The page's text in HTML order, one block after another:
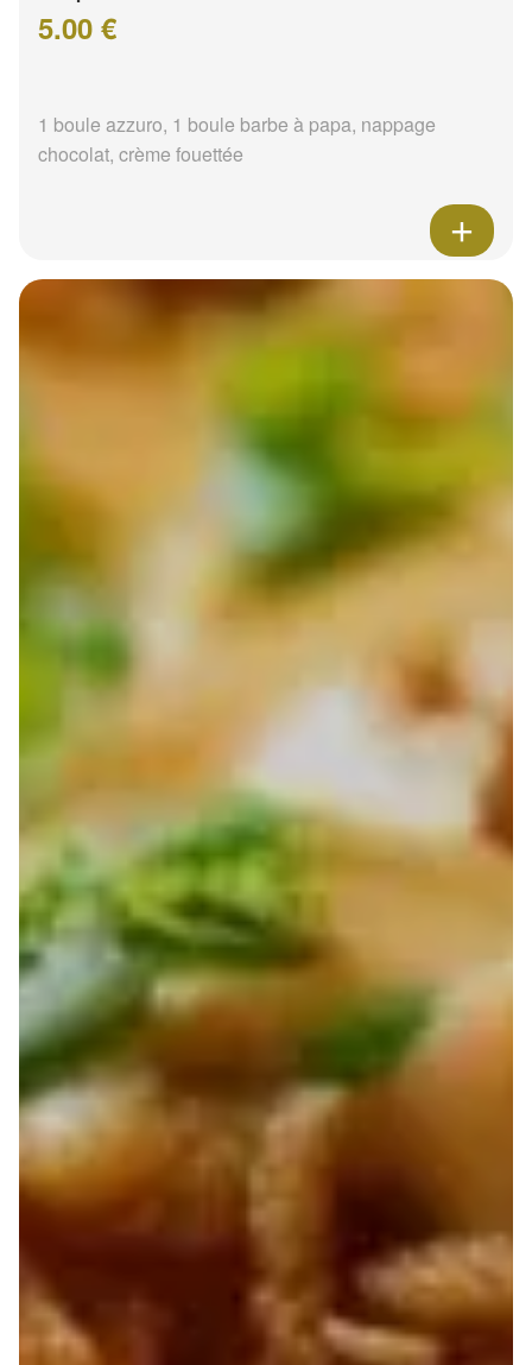
5.00 €
1 boule azzuro, 1 boule barbe à papa, nappage
chocolat, crème fouettée